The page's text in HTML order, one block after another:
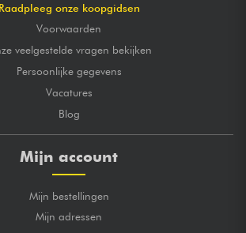
Raadpleeg onze koopgidsen
Voorwaarden
veelgestelde vragen bekijken
Persoonlijke gegevens
Vacatures
Blog
Mijn account
Mijn bestellingen
Mijn adressen